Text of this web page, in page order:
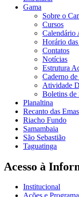
Gama
Sobre o
Cursos
Calendário
Horário
Contatos
Notícias
Estrutura
Caderno
Atividade
Boletins de
Planaltina
Recanto das Emas
Riacho Fundo
Samambaia
São Sebastião
Taguatinga
Acesso à
Institucional